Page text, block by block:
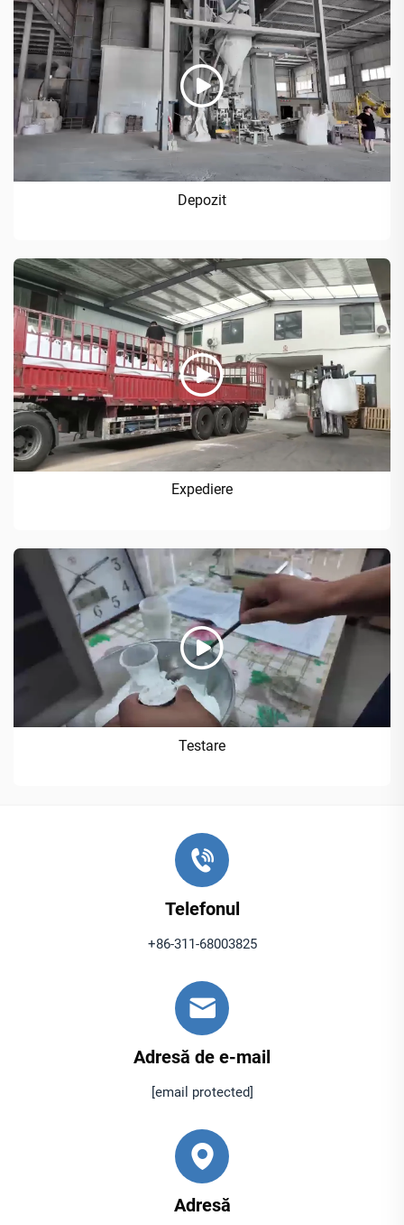
Depozit
Expediere
Testare
Telefonul
+86-311-68003825
Adresă de e-mail
[email protected]
Adresă